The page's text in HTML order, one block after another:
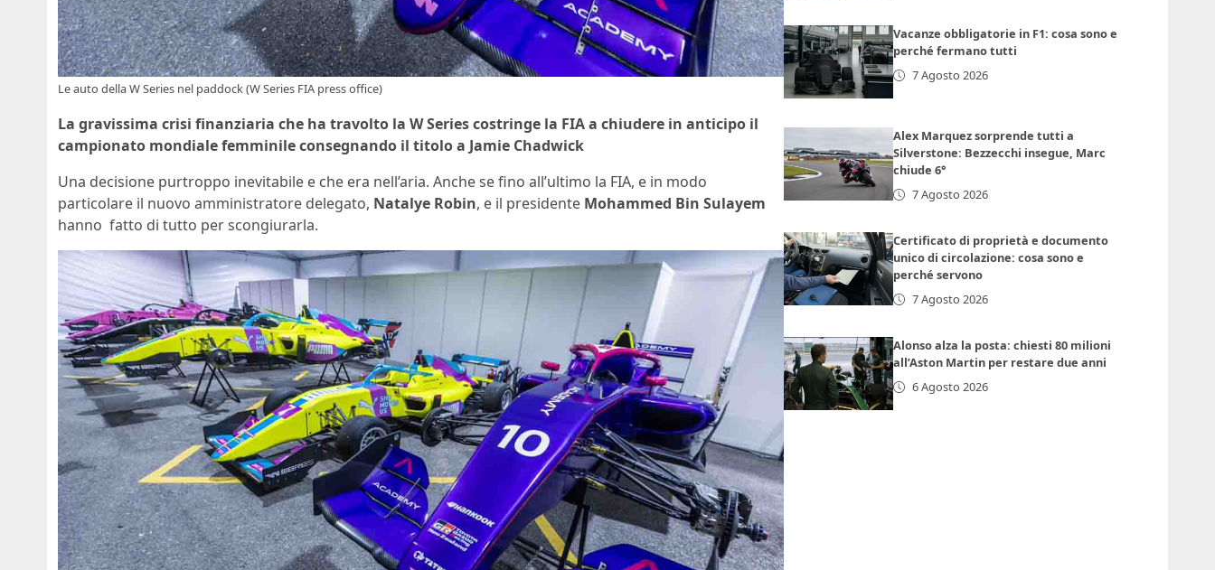
Le auto della W Series nel paddock (W Series FIA press office)
La gravissima crisi finanziaria che ha travolto la W Series costringe la FIA a chiudere in anticipo il
campionato mondiale femminile consegnando il titolo a Jamie Chadwick
Una decisione purtroppo inevitabile e che era nell’aria. Anche se fino all’ultimo la FIA, e in modo
particolare il nuovo amministratore delegato, Natalye Robin, e il presidente Mohammed Bin Sulayem
hanno fatto di tutto per scongiurarla.
Vacanze obbligatorie in F1: cosa sono e
perché fermano tutti
7 Agosto 2026
Alex Marquez sorprende tutti a
Silverstone: Bezzecchi insegue, Marc
chiude 6°
7 Agosto 2026
Certificato di proprietà e documento
unico di circolazione: cosa sono e
perché servono
7 Agosto 2026
Alonso alza la posta: chiesti 80 milioni
all’Aston Martin per restare due anni
6 Agosto 2026